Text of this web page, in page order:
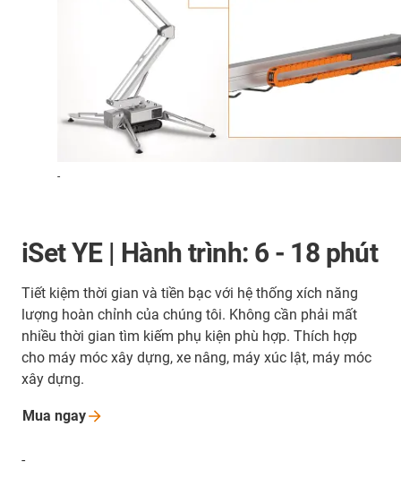
-
iSet YE | Hành trình: 6 - 18 phút
Tiết kiệm thời gian và tiền bạc với hệ thống xích năng
lượng hoàn chỉnh của chúng tôi. Không cần phải mất
nhiều thời gian tìm kiếm phụ kiện phù hợp. Thích hợp
cho máy móc xây dựng, xe nâng, máy xúc lật, máy móc
xây dựng.
Mua ngay
-